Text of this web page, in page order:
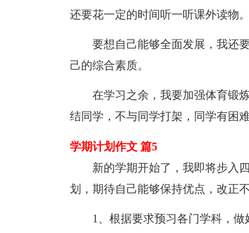
还要花一定的时间听一听课外读物。
要想自己能够全面发展，我还要
己的综合素质。
在学习之余，我要加强体育锻炼
结同学，不与同学打架，同学有困
学期计划作文 篇5
新的学期开始了，我即将步入四
划，期待自己能够保持优点，改正
1、根据要求预习各门学科，做